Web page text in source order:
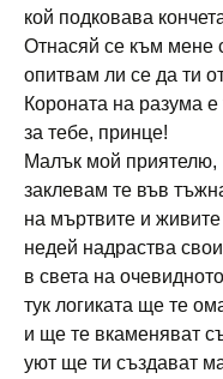
кой подковава
Отнасяй се към мене
опитвам ли се да ти
Короната на разума е
за тебе, принце!
Малък мой приятелю,
заклевам те във
на мъртвите и
недей надраства
в света на
тук логиката ще те
и ще те вкаменяват
уют ще ти създават